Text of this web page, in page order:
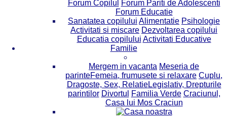
Forum Copilul
Forum Pariti de Adolescenti
Forum Educatie
Sanatatea copilului Alimentatie Psihologie
Activitati si miscare Dezvoltarea copilului
Educatia copilului Activitati Educative
Familie
Mergem in vacanta Meseria de
parinteFemeia, frumusete si relaxare Cuplu,
Dragoste, Sex, RelatieLegislativ, Drepturile
parintilor Divortul Familia Verde Craciunul,
Casa lui Mos Craciun